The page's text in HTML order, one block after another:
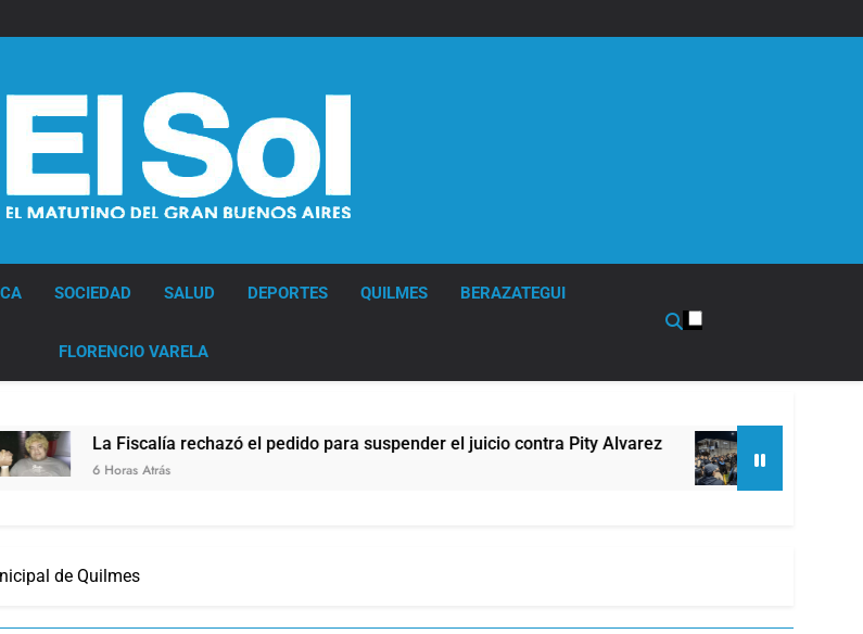
SOCIEDAD SALUD DEPORTES QUILMES BERAZATEGUI
FLORENCIO VARELA
La Fiscalía rechazó el pedido para suspender el juicio contra Pity Alvarez
6 Horas Atrás
67 barrios full
6 Horas Atrás
de Quilmes